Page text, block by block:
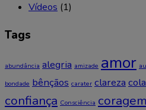
Vídeos (1)
Tags
abundância alegria amizade amor
bondade bênçãos carater clareza
confiança Consciência coragem